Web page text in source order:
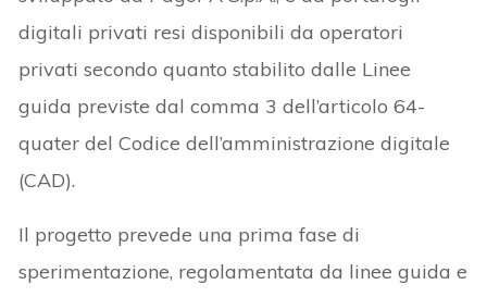
digitali privati resi disponibili da operatori
privati secondo quanto stabilito dalle Linee
guida previste dal comma 3 dell’articolo 64-
quater del Codice dell’amministrazione digitale
(CAD).
Il progetto prevede una prima fase di
sperimentazione, regolamentata da linee guida e